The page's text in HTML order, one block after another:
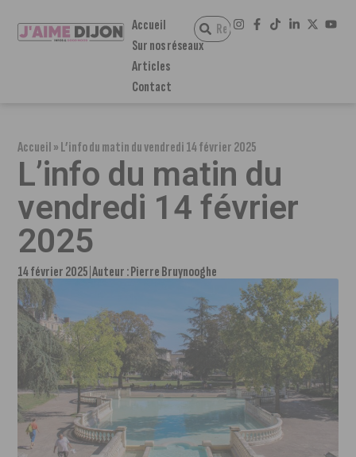
Accueil
Sur nos réseaux
Articles
Contact
Accueil»L’info du matin du vendredi 14 février 2025
L’info du matin du
vendredi 14 février
2025
14 février 2025 Auteur :Pierre Bruynooghe